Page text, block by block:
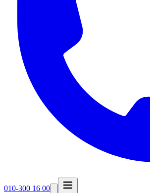
010-300 16 00